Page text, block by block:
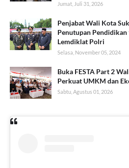
Jumat, Juli 31, 2026
Penjabat Wali Kota
Penutupan
Lemdiklat Polri
Selasa, November 05, 2024
Buka FESTA Part 2
Perkuat UMKM dan
Sabtu, Agustus 01, 2026